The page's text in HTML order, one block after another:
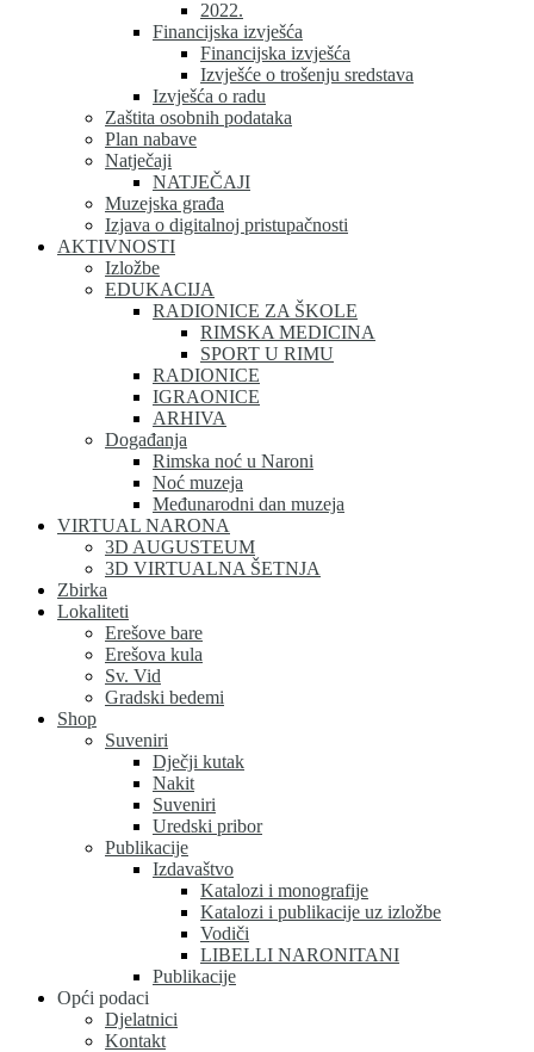
2022.
Financijska izvješća
Financijska izvješća
Izvješće o trošenju sredstava
Izvješća o radu
Zaštita osobnih podataka
Plan nabave
Natječaji
NATJEČAJI
Muzejska građa
Izjava o digitalnoj pristupačnosti
AKTIVNOSTI
Izložbe
EDUKACIJA
RADIONICE ZA ŠKOLE
RIMSKA MEDICINA
SPORT U RIMU
RADIONICE
IGRAONICE
ARHIVA
Događanja
Rimska noć u Naroni
Noć muzeja
Međunarodni dan muzeja
VIRTUAL NARONA
3D AUGUSTEUM
3D VIRTUALNA ŠETNJA
Zbirka
Lokaliteti
Erešove bare
Erešova kula
Sv. Vid
Gradski bedemi
Shop
Suveniri
Dječji kutak
Nakit
Suveniri
Uredski pribor
Publikacije
Izdavaštvo
Katalozi i monografije
Katalozi i publikacije uz izložbe
Vodiči
LIBELLI NARONITANI
Publikacije
Opći podaci
Djelatnici
Kontakt